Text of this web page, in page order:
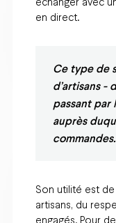
en direct.
Ce type de
d’artisans -
passant par
auprès
commandes.
Son utilité est
artisans, du
engagés. Pour